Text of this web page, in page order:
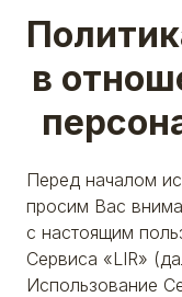
в
Перед началом
просим Вас
с настоящим
Сервиса «LIR»
Использование